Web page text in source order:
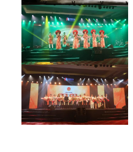
HOẠT ĐỘNG HỖ TRỢ ĐỘI XE CHỐNG
DỊCH
HOẠT ĐỘNG HỖ TRỢ ĐỘI XE CHỐNG
DỊCH